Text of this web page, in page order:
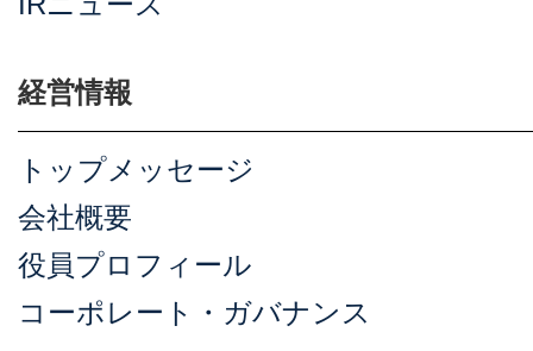
経営情報
トップメッセージ
会社概要
役員プロフィール
コーポレート・ガバナンス